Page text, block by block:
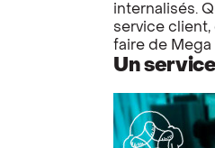
internalisés.
service
faire de
Un